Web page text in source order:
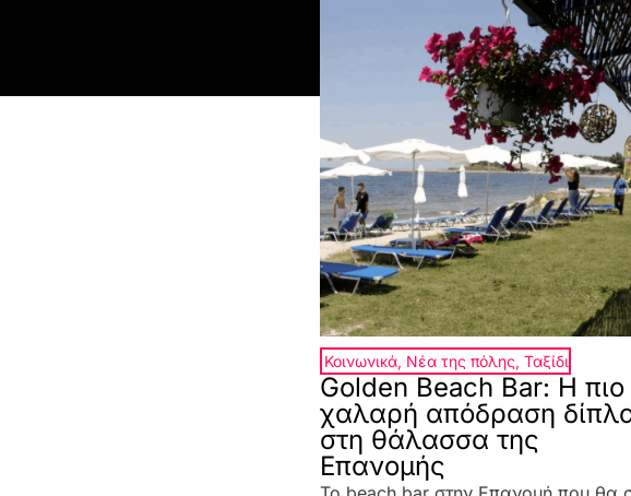
Κοινωνικά, Νέα της πόλης, Ταξίδι
Golden Beach Bar: Η πιο
χαλαρή απόδραση
στη θάλασσα της
Επανομής